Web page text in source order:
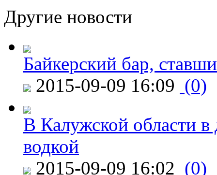
Другие новости
Байкерский бар,
2015-09-09 16:09 (0)
В Калужской области в
водкой
2015-09-09 16:02 (0)